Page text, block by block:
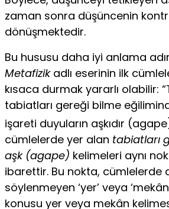
zaman sonra düşüncenin
dönüşmektedir.
Bu hususu daha iyi anlama
Metafizikadlı eseri­nin ilk
kısaca durmak yararlı olabilir:
tabiatları gereği bilme
işareti duyuların aşkıdır
cümlelerde yer alan tabiatları
aşk (agape) kelimeleri aynı
ibarettir. Bu nokta, cümlelerde
söylenmeyen ‘yer’ veya
konusu yer veya mekân